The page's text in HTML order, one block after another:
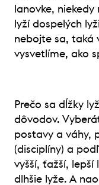
lanovke,
lyží dospelých
nebojte sa, taká
vysvetlíme, ako
Prečo sa dĺžky
dôvodov.
postavy a váhy,
(disciplíny) a
vyšší, ťažší,
dlhšie lyže. A